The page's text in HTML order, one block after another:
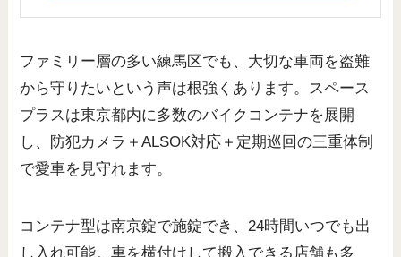
ファミリー層の多い練馬区でも、大切な車両を盗難
から守りたいという声は根強くあります。スペース
プラスは東京都内に多数のバイクコンテナを展開
し、防犯カメラ＋ALSOK対応＋定期巡回の三重体制
で愛車を見守れます。
コンテナ型は南京錠で施錠でき、24時間いつでも出
し入れ可能。車を横付けして搬入できる店舗も多